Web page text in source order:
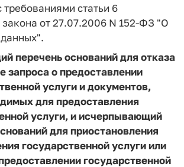
требованиями статьи 6
от 27.07.2006 N 152-ФЗ "О
перечень оснований для отказа
запроса о предоставлении
услуги и документов,
для предоставления
услуги, и исчерпывающий
для приостановления
государственной услуги или
государственной